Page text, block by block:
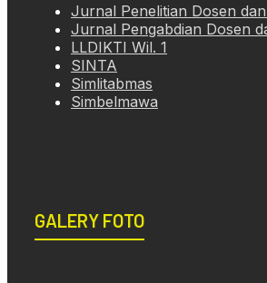
Jurnal Penelitian Dosen
Jurnal Pengabdian Dosen
LLDIKTI Wil. 1
SINTA
Simlitabmas
Simbelmawa
GALERY FOTO